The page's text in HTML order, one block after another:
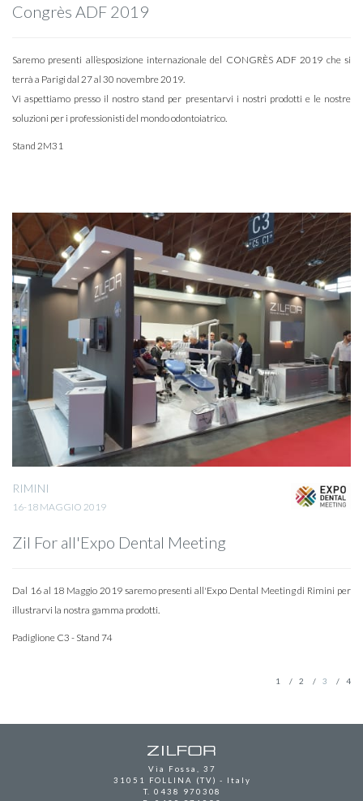
Congrès ADF 2019
Saremo presenti all’esposizione internazionale del CONGRÈS ADF 2019 che si
terrà a Parigi dal 27 al 30 novembre 2019.
Vi aspettiamo presso il nostro stand per presentarvi i nostri prodotti e le nostre
soluzioni per i professionisti del mondo odontoiatrico.
Stand 2M31
RIMINI
16-18 MAGGIO 2019
Zil For all'Expo Dental Meeting
Dal 16 al 18 Maggio 2019 saremo presenti all'Expo Dental Meeting di Rimini per
illustrarvi la nostra gamma prodotti.
Padiglione C3 - Stand 74
1 2 3 4
Via Fossa, 37
31051 FOLLINA (TV) - Italy
T.0438 970308